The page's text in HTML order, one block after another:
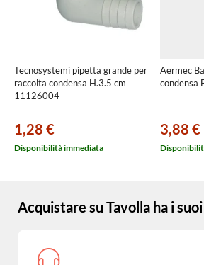
Tecnosystemi pipetta grande per
raccolta condensa H.3.5 cm
11126004
1,28 €
Disponibilità immediata
Aermec
condensa
3,88 €
Acquistare su Tavolla ha i